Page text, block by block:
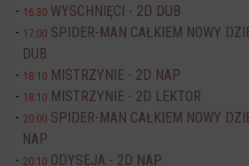
16:30 WYSCHNIĘCI - 2D DUB
17:00 SPIDER-MAN CAŁKIEM NOWY
DUB
18:10 MISTRZYNIE - 2D NAP
18:10 MISTRZYNIE - 2D LEKTOR
20:00 SPIDER-MAN CAŁKIEM NOWY
NAP
20:10 ODYSEJA - 2D NAP